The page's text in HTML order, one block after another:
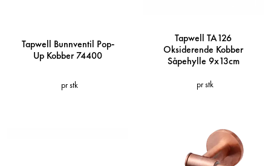
Tapwell Bunnventil Pop-
Up Kobber 74400
pr stk
Tapwell TA126
Oksiderende Kobber
Såpehylle 9x13cm
pr stk